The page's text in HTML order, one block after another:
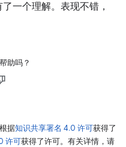
一个理解。表现不错，
助吗？
据知识共享署名 4.0 许可获得了
许可获得了许可。有关详情，请